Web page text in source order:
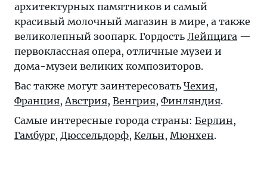
архитектурных памятников и самый
красивый молочный магазин в мире, а также
великолепный зоопарк. Гордость Лейпцига —
первоклассная опера, отличные музеи и
дома-музеи великих композиторов.
Вас также могут заинтересовать Чехия,
Франция,Австрия, Венгрия, Финляндия.
Самые интересные города страны: Берлин,
Гамбург, Дюссельдорф, Кельн, Мюнхен.